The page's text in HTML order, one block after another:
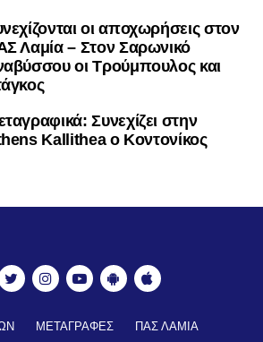
οι αποχωρήσεις στον
Λαμία – Στον Σαρωνικό
οι Τρούμπουλος και
Συνεχίζει στην
Kallithea ο Κοντονίκος
ΜΕΤΑΓΡΑΦΕΣ
ΠΑΣ ΛΑΜΙΑ